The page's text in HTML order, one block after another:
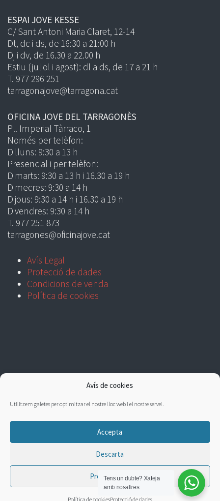
Avís de cookies
Utilitzem galetes per optimitzar el nostre lloc web i el nostre servei.
Accepta
Descarta
Preferències
Política de cookiesProtecció de dades
ESPAI JOVE KESSE
C/ Sant Antoni Maria Claret, 12-14
Dt, dc i ds, de 16:30 a 21:00 h
Dj i dv, de 16.30 a 22.00 h
Estiu (juliol i agost): dl a ds, de 17 a 21 h
T. 977 296 251
tarragonajove@tarragona.cat
OFICINA JOVE DEL TARRAGONÈS
Pl. Imperial Tàrraco, 1
Només per telèfon:
Dilluns: 9:30 a 13 h
Presencial i per telèfon:
Dimarts: 9:30 a 13 h i 16.30 a 19 h
Dimecres: 9:30 a 14 h
Dijous: 9:30 a 14 h i 16.30 a 19 h
Divendres: 9:30 a 14 h
T. 977 251 873
tarragones@oficinajove.cat
Avís Legal
Protecció de dades
Condicions de venda
Política de cookies
Tens un dubte? Xateja
amb nosaltres